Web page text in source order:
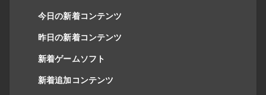
今日の新着コンテンツ
昨日の新着コンテンツ
新着ゲームソフト
新着追加コンテンツ